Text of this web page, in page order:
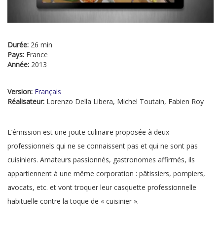
Durée: 26 min
Pays: France
Année: 2013
Version: Français
Réalisateur: Lorenzo Della Libera, Michel Toutain, Fabien Roy
L’émission est une joute culinaire proposée à deux
professionnels qui ne se connaissent pas et qui ne sont pas
cuisiniers. Amateurs passionnés, gastronomes affirmés, ils
appartiennent à une même corporation : pâtissiers, pompiers,
avocats, etc. et vont troquer leur casquette professionnelle
habituelle contre la toque de « cuisinier ».